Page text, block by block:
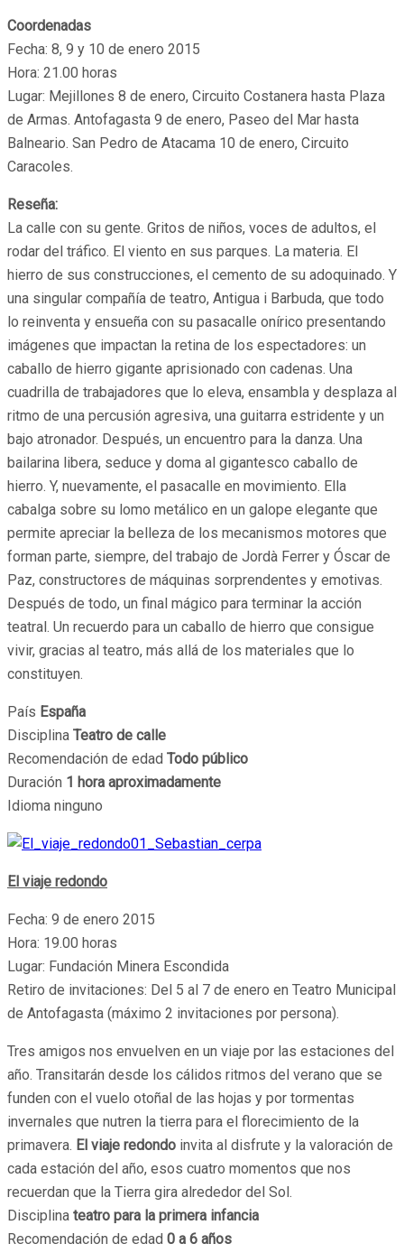
Coordenadas
Fecha: 8, 9 y 10 de enero 2015
Hora: 21.00 horas
Lugar: Mejillones 8 de enero, Circuito Costanera hasta Plaza
de Armas. Antofagasta 9 de enero, Paseo del Mar hasta
Balneario. San Pedro de Atacama 10 de enero, Circuito
Caracoles.
Reseña:
La calle con su gente. Gritos de niños, voces de adultos, el
rodar del tráfico. El viento en sus parques. La materia. El
hierro de sus construcciones, el cemento de su adoquinado. Y
una singular compañía de teatro, Antigua i Barbuda, que todo
lo reinventa y ensueña con su pasacalle onírico presentando
imágenes que impactan la retina de los espectadores: un
caballo de hierro gigante aprisionado con cadenas. Una
cuadrilla de trabajadores que lo eleva, ensambla y desplaza al
ritmo de una percusión agresiva, una guitarra estridente y un
bajo atronador. Después, un encuentro para la danza. Una
bailarina libera, seduce y doma al gigantesco caballo de
hierro. Y, nuevamente, el pasacalle en movimiento. Ella
cabalga sobre su lomo metálico en un galope elegante que
permite apreciar la belleza de los mecanismos motores que
forman parte, siempre, del trabajo de Jordà Ferrer y Óscar de
Paz, constructores de máquinas sorprendentes y emotivas.
Después de todo, un final mágico para terminar la acción
teatral. Un recuerdo para un caballo de hierro que consigue
vivir, gracias al teatro, más allá de los materiales que lo
constituyen.
País España
Disciplina Teatro de calle
Recomendación de edad Todo público
Duración 1 hora aproximadamente
Idioma ninguno
El viaje redondo
Fecha: 9 de enero 2015
Hora: 19.00 horas
Lugar: Fundación Minera Escondida
Retiro de invitaciones: Del 5 al 7 de enero en Teatro Municipal
de Antofagasta (máximo 2 invitaciones por persona).
Tres amigos nos envuelven en un viaje por las estaciones del
año. Transitarán desde los cálidos ritmos del verano que se
funden con el vuelo otoñal de las hojas y por tormentas
invernales que nutren la tierra para el florecimiento de la
primavera. El viaje redondo invita al disfrute y la valoración de
cada estación del año, esos cuatro momentos que nos
recuerdan que la Tierra gira alrededor del Sol.
Disciplina teatro para la primera infancia
Recomendación de edad 0 a 6 años